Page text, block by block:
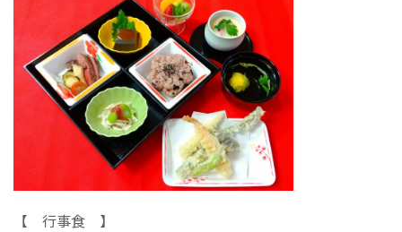
【 行事食 】